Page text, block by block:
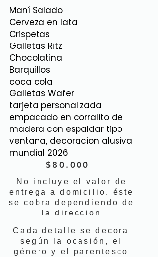
Maní Salado
Cerveza en lata
Crispetas
Galletas Ritz
Chocolatina
Barquillos
coca cola
Galletas Wafer
tarjeta personalizada
empacado en corralito de
madera con espaldar tipo
ventana, decoracion alusiva
mundial 2026
$80.000
No incluye el valor de
entrega a domicilio. éste
se cobra dependiendo de
la direccion
Cada detalle se decora
según la ocasión, el
género y el parentesco